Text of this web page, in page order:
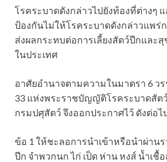
โรคระบาดดังกล่าวไปยังท้องที่ต่างๆ แ
ป้องกันไม่ให้โรคระบาดดังกล่าวแพร่ก
ส่งผลกระทบต่อการเลี้ยงสัตว์ปีกและ
ในประเทศ
อาศัยอำนาจตามความในมาตรา 6 ว
33 แห่งพระราชบัญญัติโรคระบาดสัต
กรมปศุสัตว์ จึงออกประกาศไว้ ดังต่อไ
ข้อ 1 ให้ชะลอการนำเข้าหรือนำผ่าน
ปีก จำพวกนก ไก่ เป็ด ห่าน หงส์ น้ำเชื้